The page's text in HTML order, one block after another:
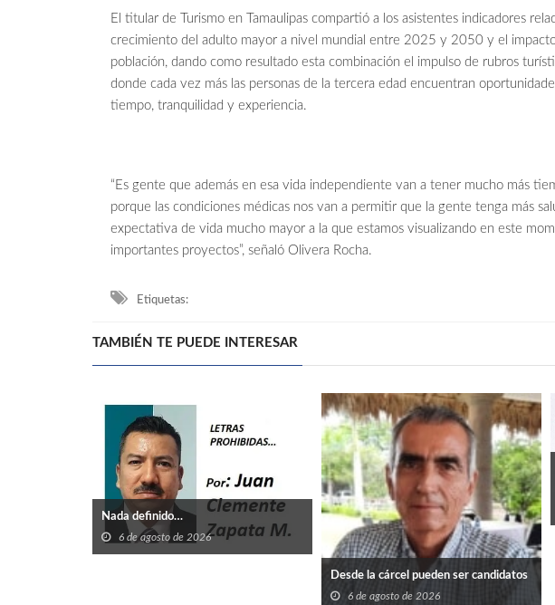
El titular de Turismo en Tamaulipas compartió a los asistentes indicadores
crecimiento del adulto mayor a nivel mundial entre 2025 y 2050 y el
población, dando como resultado esta combinación el impulso de rubros
donde cada vez más las personas de la tercera edad encuentran
tiempo, tranquilidad y experiencia.
“Es gente que además en esa vida independiente van a tener mucho más
porque las condiciones médicas nos van a permitir que la gente tenga más
expectativa de vida mucho mayor a la que estamos visualizando en este
importantes proyectos”, señaló Olivera Rocha.
Etiquetas:
TAMBIÉN TE PUEDE INTERESAR
Nada definido…
6 de agosto de 2026
Desde la cárcel pueden ser candidatos
6 de agosto de 2026